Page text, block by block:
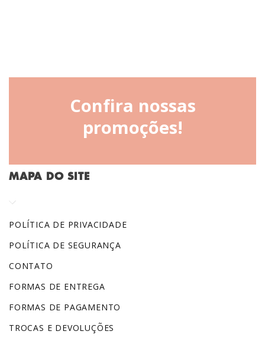
Confira nossas
promoções!
MAPA DO SITE
POLÍTICA DE PRIVACIDADE
POLÍTICA DE SEGURANÇA
CONTATO
FORMAS DE ENTREGA
FORMAS DE PAGAMENTO
TROCAS E DEVOLUÇÕES